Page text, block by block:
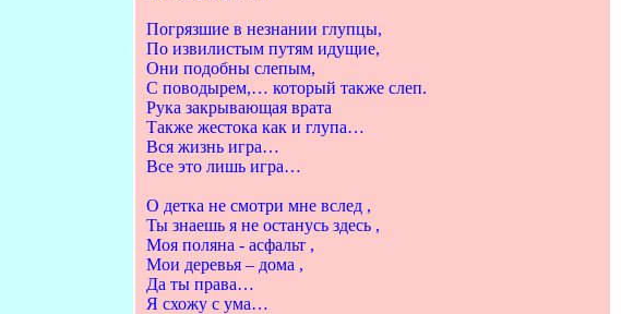
Погрязшие в незнании глупцы,
По извилистым путям идущие,
Они подобны слепым,
С поводырем,… который также слеп.
Рука закрывающая врата
Также жестока как и глупа…
Вся жизнь игра…
Все это лишь игра…
О детка не смотри мне вслед ,
Ты знаешь я не останусь здесь ,
Моя поляна - асфальт ,
Мои деревья – дома ,
Да ты права…
Я схожу с ума…